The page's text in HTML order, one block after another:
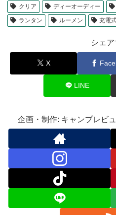
クリア
ディーオーディー
ランタン
ルーメン 充電
シェア
X
LINE
企画・制作: キャンプレビ